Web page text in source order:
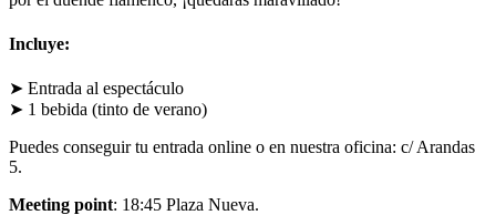
Incluye:
➤ Entrada al espectáculo
➤ 1 bebida (tinto de verano)
Puedes conseguir tu entrada online o en nuestra oficina: c/ Arandas
5.
Meeting point: 18:45 Plaza Nueva.